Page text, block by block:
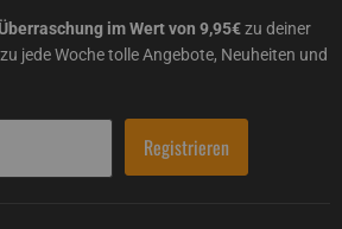
im Wert von 9,95€zu deiner
jede Woche tolle Angebote, Neuheiten und
Registrieren